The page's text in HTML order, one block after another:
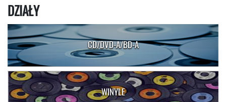
DZIAŁY
CD/DVD-A/BD-A
WINYLE